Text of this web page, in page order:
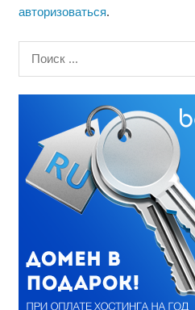
авторизоваться.